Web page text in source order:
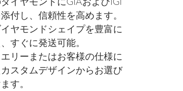
付し、信頼性を高めます。
ヤモンドシェイプを豊富に
すぐに発送可能。
リーまたはお客様の仕様に
スタムデザインからお選び
す。